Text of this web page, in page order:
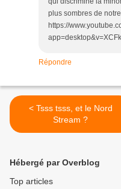
plus sombres de
https://
Répondre
< Tsss tsss, et le Nord
Stream ?
Hébergé par Overblog
Top articles